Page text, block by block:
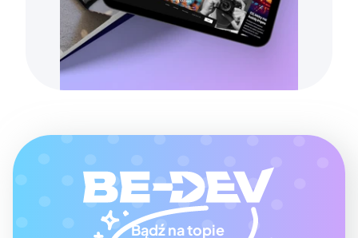
Bądź na topie